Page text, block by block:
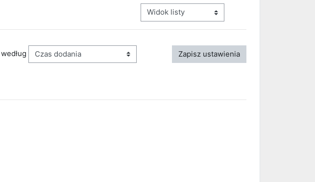
Przeglądanie: nawigacja trzeciego poziomu